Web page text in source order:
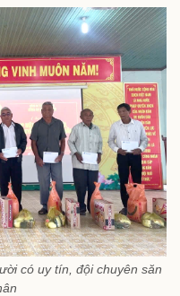
có uy tín, đội chuyên săn